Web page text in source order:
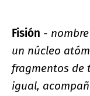
Fisión -
un núcleo
fragmentos de
igual,